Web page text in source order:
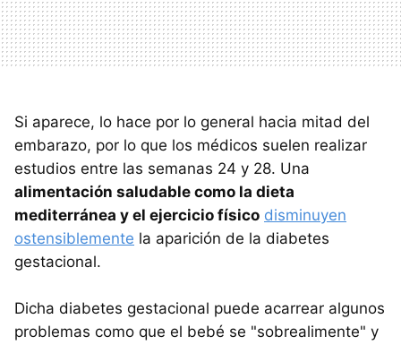
Si aparece, lo hace por lo general hacia mitad del
embarazo, por lo que los médicos suelen realizar
estudios entre las semanas 24 y 28. Una
alimentación saludable como la dieta
mediterránea y el ejercicio físico disminuyen
ostensiblemente la aparición de la diabetes
gestacional.
Dicha diabetes gestacional puede acarrear algunos
problemas como que el bebé se "sobrealimente" y